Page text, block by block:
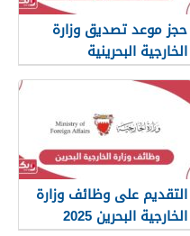
حجز موعد تصديق وزارة
الخارجية البحرينية
التقديم على وظائف وزارة
الخارجية البحرين 2025